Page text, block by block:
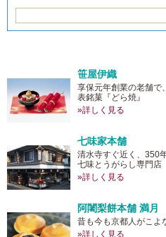
笹屋伊織
享保元年創業の老舗で
表銘菓『どら焼』
»詳しく見る
七味家本舗
清水寺すぐ近く、350
七味とうがらし専門店
»詳しく見る
阿闍梨餅本舗 満月
昔も今も京都人がこよ
»詳しく見る